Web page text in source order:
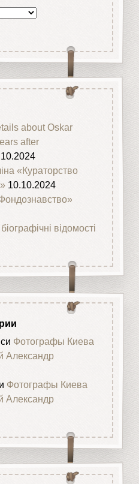
about Oskar
after
«Кураторство
10.10.2024
відомості
Фотографы Киева
Александр
Фотографы Киева
Александр